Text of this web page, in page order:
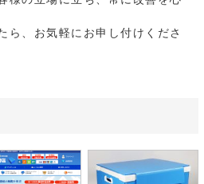
ら、お気軽にお申し付けくださ